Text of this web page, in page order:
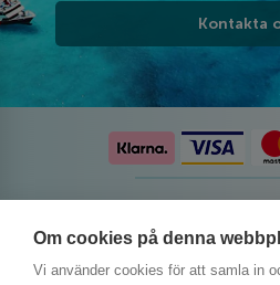
Om cookies på denna
Vi använder cookies för att samla in
Kontakta